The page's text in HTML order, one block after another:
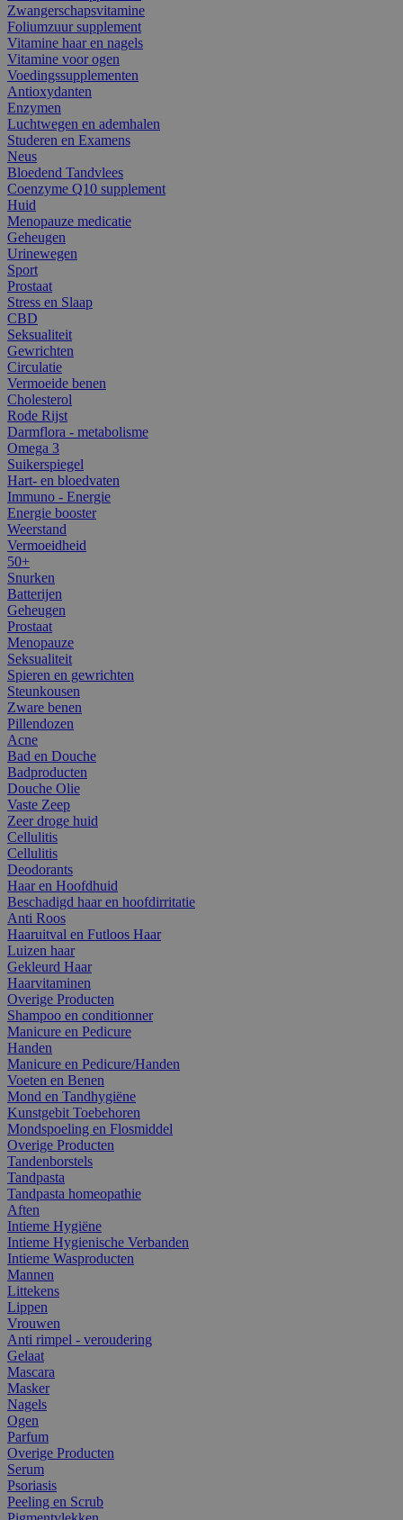
Zwangerschapsvitamine
Foliumzuur supplement
Vitamine haar en nagels
Vitamine voor ogen
Voedingssupplementen
Antioxydanten
Enzymen
Luchtwegen en ademhalen
Studeren en Examens
Neus
Bloedend Tandvlees
Coenzyme Q10 supplement
Huid
Menopauze medicatie
Geheugen
Urinewegen
Sport
Prostaat
Stress en Slaap
CBD
Seksualiteit
Gewrichten
Circulatie
Vermoeide benen
Cholesterol
Rode Rijst
Darmflora - metabolisme
Omega 3
Suikerspiegel
Hart- en bloedvaten
Immuno - Energie
Energie booster
Weerstand
Vermoeidheid
50+
Snurken
Batterijen
Geheugen
Prostaat
Menopauze
Seksualiteit
Spieren en gewrichten
Steunkousen
Zware benen
Pillendozen
Acne
Bad en Douche
Badproducten
Douche Olie
Vaste Zeep
Zeer droge huid
Cellulitis
Cellulitis
Deodorants
Haar en Hoofdhuid
Beschadigd haar en hoofdirritatie
Anti Roos
Haaruitval en Futloos Haar
Luizen haar
Gekleurd Haar
Haarvitaminen
Overige Producten
Shampoo en conditionner
Manicure en Pedicure
Handen
Manicure en Pedicure/Handen
Voeten en Benen
Mond en Tandhygiëne
Kunstgebit Toebehoren
Mondspoeling en Flosmiddel
Overige Producten
Tandenborstels
Tandpasta
Tandpasta homeopathie
Aften
Intieme Hygiëne
Intieme Hygienische Verbanden
Intieme Wasproducten
Mannen
Littekens
Lippen
Vrouwen
Anti rimpel - veroudering
Gelaat
Mascara
Masker
Nagels
Ogen
Parfum
Overige Producten
Serum
Psoriasis
Peeling en Scrub